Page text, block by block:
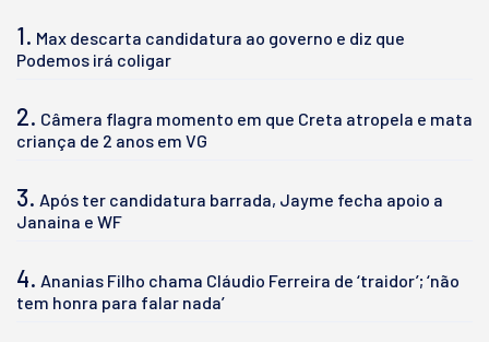
1. Max descarta candidatura ao governo e diz que
Podemos irá coligar
2. Câmera flagra momento em que Creta atropela e mata
criança de 2 anos em VG
3. Após ter candidatura barrada, Jayme fecha apoio a
Janaina e WF
4. Ananias Filho chama Cláudio Ferreira de ‘traidor’; ‘não
tem honra para falar nada’